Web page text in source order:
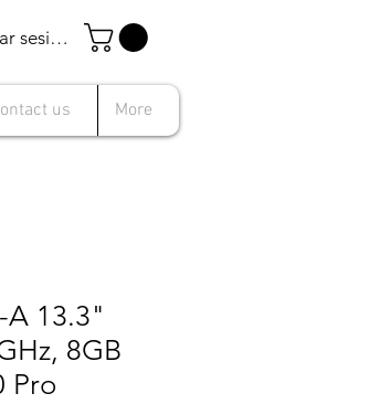
sesión
us More
A 13.3"
8GB
Pro